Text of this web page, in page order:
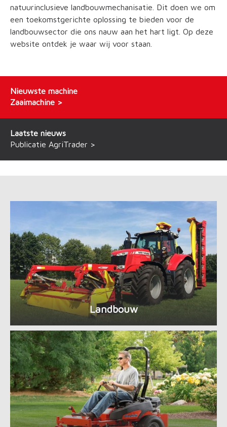
natuurinclusieve landbouwmechanisatie. Dit doen we om
een toekomstgerichte oplossing te bieden voor de
landbouwsector die ons nauw aan het hart ligt. Op deze
website ontdek je waar wij voor staan.
Nieuwste machine
Zaaimachine
Laatste nieuws
Publicatie AgriTrader
Landbouw